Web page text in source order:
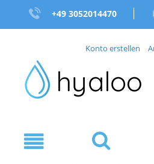
+49 3052014470
Konto erstellen